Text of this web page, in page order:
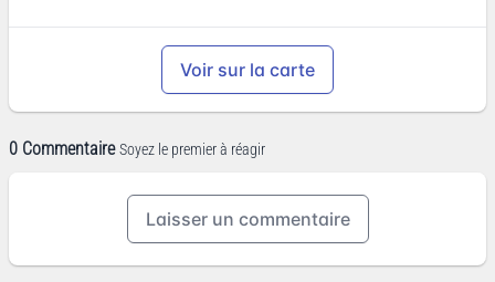
Voir sur la carte
0 Commentaire Soyez le premier à réagir
Laisser un commentaire